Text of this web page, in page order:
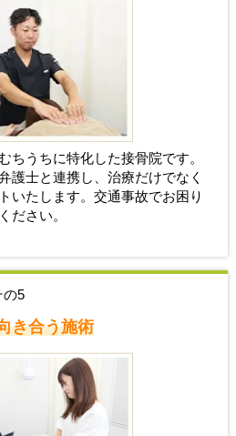
ちうちに特化した接骨院です。
護士と連携し、治療だけでなく
いたします。交通事故でお困り
ださい。
き合う施術